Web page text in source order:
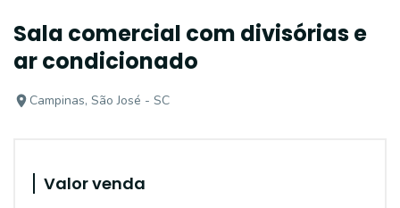
Sala comercial com divisórias e
ar condicionado
Campinas, São José - SC
Valor venda